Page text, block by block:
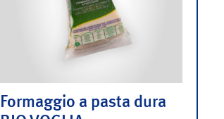
Formaggio a pasta dura